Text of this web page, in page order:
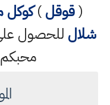
(قوقل)كوكل
شلال للحصول